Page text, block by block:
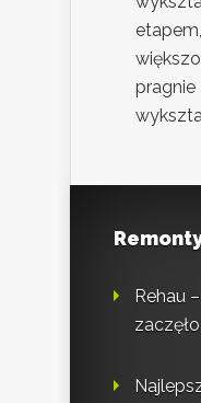
Rehau